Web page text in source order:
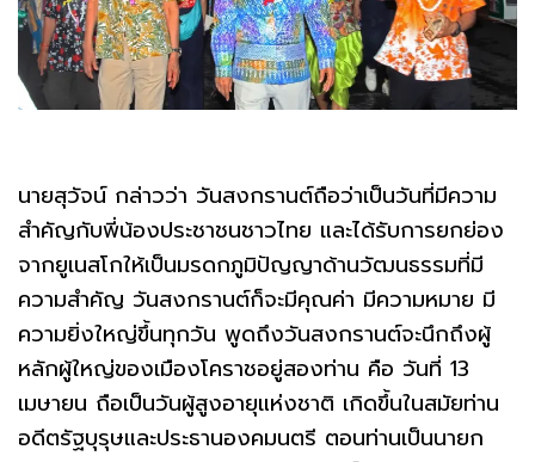
นายสุวัจน์ กล่าวว่า วันสงกรานต์ถือว่าเป็นวันที่มีความ
สําคัญกับพี่น้องประชาชนชาวไทย และได้รับการยกย่อง
จากยูเนสโกให้เป็นมรดกภูมิปัญญาด้านวัฒนธรรมที่มี
ความสำคัญ วันสงกรานต์ก็จะมีคุณค่า มีความหมาย มี
ความยิ่งใหญ่ขึ้นทุกวัน พูดถึงวันสงกรานต์จะนึกถึงผู้
หลักผู้ใหญ่ของเมืองโคราชอยู่สองท่าน คือ วันที่ 13
เมษายน ถือเป็นวันผู้สูงอายุแห่งชาติ เกิดขึ้นในสมัยท่าน
อดีตรัฐบุรุษและประธานองคมนตรี ตอนท่านเป็นนายก